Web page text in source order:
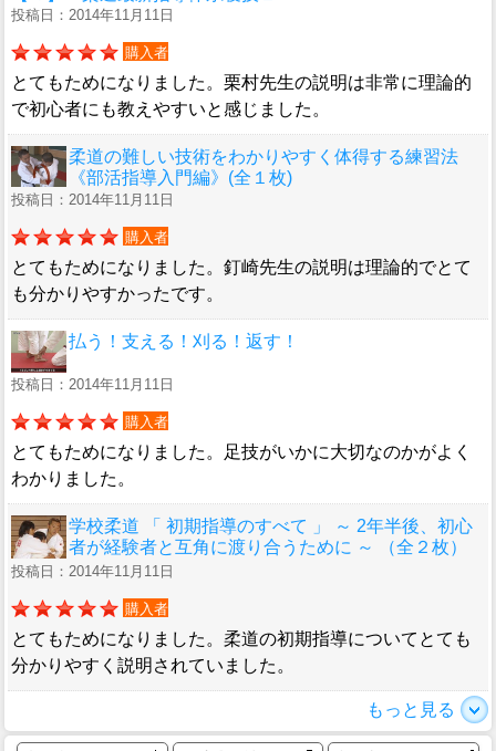
投稿日：2014年11月11日
購入者
とてもためになりました。栗村先生の説明は非常に理論的
で初心者にも教えやすいと感じました。
柔道の難しい技術をわかりやすく体得する練習法
《部活指導入門編》(全１枚)
投稿日：2014年11月11日
購入者
とてもためになりました。釘崎先生の説明は理論的でとて
も分かりやすかったです。
払う！支える！刈る！返す！
投稿日：2014年11月11日
購入者
とてもためになりました。足技がいかに大切なのかがよく
わかりました。
学校柔道 「 初期指導のすべて 」 ～ 2年半後、初心
者が経験者と互角に渡り合うために ～ （全２枚）
投稿日：2014年11月11日
購入者
とてもためになりました。柔道の初期指導についてとても
分かりやすく説明されていました。
もっと見る